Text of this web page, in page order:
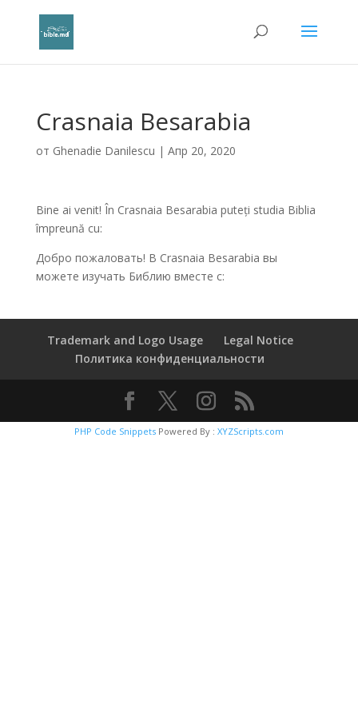
Crasnaia Besarabia
от Ghenadie Danilescu | Апр 20, 2020
Bine ai venit! În Crasnaia Besarabia puteți studia Biblia
împreună cu:
Добро пожаловать! В Crasnaia Besarabia вы
можете изучать Библию вместе с:
Trademark and Logo Usage
Legal Notice
Политика конфиденциальности
PHP Code Snippets Powered By : XYZScripts.com